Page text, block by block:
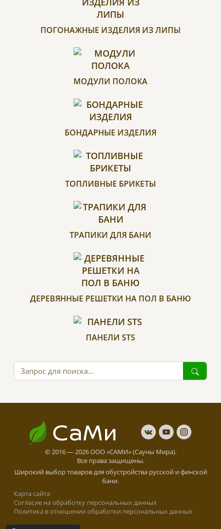
ПОГОНАЖНЫЕ ИЗДЕЛИЯ ИЗ ЛИПЫ
МОДУЛИ ПОЛОКА
БОНДАРНЫЕ ИЗДЕЛИЯ
ТОПЛИВНЫЕ БРИКЕТЫ
ТРАПИКИ ДЛЯ БАНИ
ДЕРЕВЯННЫЕ РЕШЕТКИ НА ПОЛ В БАНЮ
ПАНЕЛИ STS
СаМи
© 2016 — 2026 ООО «САМИ» (Сауны Мира).
Все права защищены.
Широкий выбор товаров для обустройства русской и финской
бани.
Карта сайта
Cогласие на обработку персональных данных
Политика в отношении обработки персональных данных